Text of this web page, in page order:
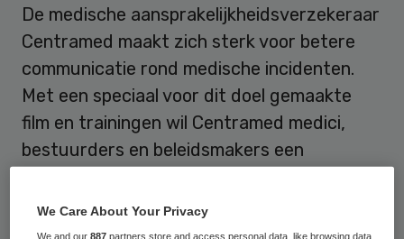
De medische aansprakelijkheidsverzekeraar
Centramed maakt zich sterk voor betere
communicatie rond medische incidenten.
Met een speciaal voor dit doel gemaakte
film en trainingen wil Centramed medici,
bestuurders en beleidsmakers een
In de publieke perceptie vormen
We Care About Your Privacy
We and our887 partners store and access personal data, like browsing data